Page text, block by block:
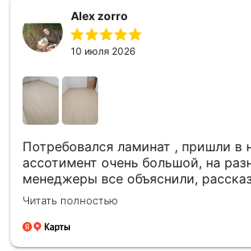
Alex zorro
10 июля 2026
Потребовался ламинат , пришли в
ассотимент очень большой, на
менеджеры все объяснили,
акции и скидки. Объяснили по
Магазин еще и дает гарантию. Все
Читать полностью